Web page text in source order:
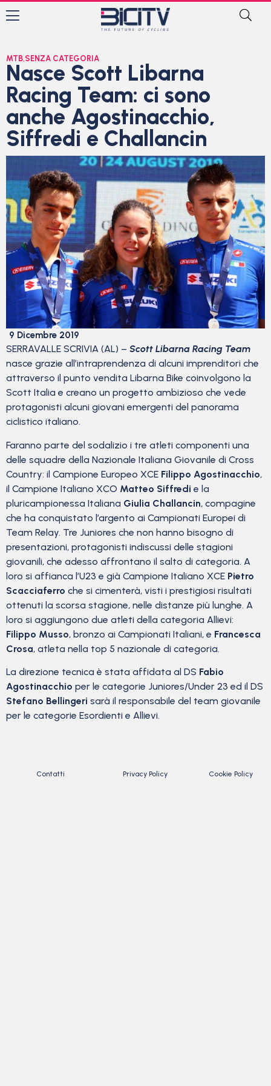
MTB,SENZA CATEGORIA
Nasce Scott Libarna
Racing Team: ci sono
anche Agostinacchio,
Siffredi e Challancin
9 Dicembre 2019
SERRAVALLE SCRIVIA (AL) – Scott Libarna Racing Team
nasce grazie all’intraprendenza di alcuni imprenditori che
attraverso il punto vendita Libarna Bike coinvolgono la
Scott Italia e creano un progetto ambizioso che vede
protagonisti alcuni giovani emergenti del panorama
ciclistico italiano.
Faranno parte del sodalizio i tre atleti componenti una
delle squadre della Nazionale Italiana Giovanile di Cross
Country: il Campione Europeo XCE Filippo Agostinacchio,
il Campione Italiano XCO Matteo Siffredi e la
pluricampionessa Italiana Giulia Challancin, compagine
che ha conquistato l’argento ai Campionati Europei di
Team Relay. Tre Juniores che non hanno bisogno di
presentazioni, protagonisti indiscussi delle stagioni
giovanili, che adesso affrontano il salto di categoria. A
loro si affianca l’U23 e già Campione Italiano XCE Pietro
Scacciaferro che si cimenterà, visti i prestigiosi risultati
ottenuti la scorsa stagione, nelle distanze più lunghe. A
loro si aggiungono due atleti della categoria Allievi:
Filippo Musso, bronzo ai Campionati Italiani, e Francesca
Crosa, atleta nella top 5 nazionale di categoria.
La direzione tecnica è stata affidata al DS Fabio
Agostinacchio per le categorie Juniores/Under 23 ed il DS
Stefano Bellingeri sarà il responsabile del team giovanile
per le categorie Esordienti e Allievi.
Contatti Privacy Policy Cookie Policy